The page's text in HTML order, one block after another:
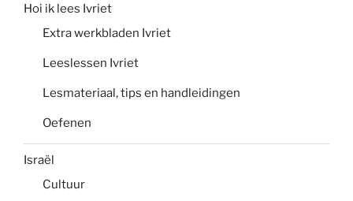
Hoi ik lees Ivriet
Extra werkbladen Ivriet
Leeslessen Ivriet
Lesmateriaal, tips en handleidingen
Oefenen
Israël
Cultuur